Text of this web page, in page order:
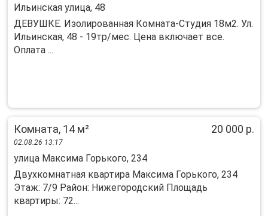
Ильинская улица, 48
ДЕВУШКЕ. Изолированная Комната-Студия 18м2. Ул.
Ильинская, 48 - 19тр/мес. Цена включает все.
Оплата ...
Комната, 14 м² 20 000 р.
02.08.26 13:17
улица Максима Горького, 234
Двухкомнатная квартира Максима Горького, 234
Этаж: 7/9 Район: Нижегородский Площадь
квартиры: 72...